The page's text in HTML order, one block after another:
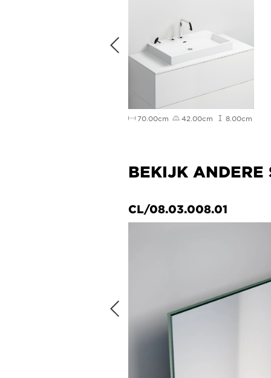
70.00cm 42.00cm 8.00cm
BEKIJK ANDERE
CL/08.03.008.01